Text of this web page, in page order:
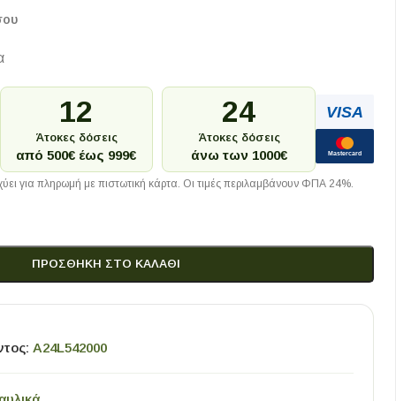
12
Άτοκες δόσεις
από 500€ έως 999€
24
Άτοκες δόσεις
άνω των 1000€
VISA
Mastercard
για πληρωμή με πιστωτική κάρτα. Οι τιμές περιλαμβάνουν ΦΠΑ 24%.
ΠΡΟΣΘΉΚΗ ΣΤΟ ΚΑΛΆΘΙ
A24L542000